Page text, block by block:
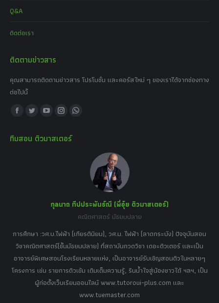
Q&A
ติดต่อเรา
ติดตามข่าวสาร
คุณสามารถติดตามข่าวสาร โปรโมชั่น และคอร์สใหม่ ๆ ของเราได้จากช่องทาง
ต่อไปนี้
Find us on:
Facebook
opens
Twitter
opens
YouTube
opens
Instagram
opens
Whatsapp
window
ทีมสอน ติวมาสเตอร์
กุลนาถ ทีปประพันธ์ณี (พี่อุ๋ย ติวมาสเตอร์)
คณิตศาสตร์ มัธยมปลาย
การศึกษา :วศ.บ.ไฟฟ้า (เกียรตินิยม), วศ.ม. ไฟฟ้า (ลาดกระบัง) ปัจจุบันสอน
วิชาคณิตศาสตร์(ชั้นมัธยมปลาย) ที่สถาบันกวดวิชา เดอะติวเตอร์ และเป็น
อาจารย์พิเศษสอนโรงเรียนหลายแห่ง, เป็นอาจารย์รับเชิญสอนติวในหลายๆ
โครงการ เช่น รายการติวเข้ม เติมเต็มความรู้, รินน้ำใจสู่น้องชาวใต้ ฯลฯ, เป็น
ผู้ก่อตั้งเว็บเรียนออนไลน์ www.tutoroui-plus.com และ
www.tuemaster.com